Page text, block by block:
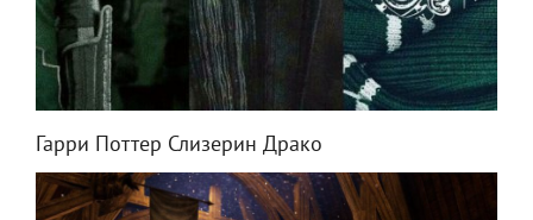
Гарри Поттер Слизерин Драко